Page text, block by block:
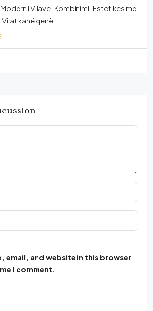
i Vilave: Kombinimi i Estetikës me
kanë qenë...
email, and website in this browser
I comment.